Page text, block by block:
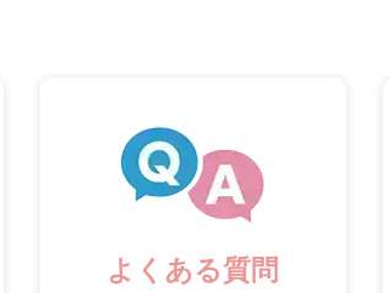
よくある質問